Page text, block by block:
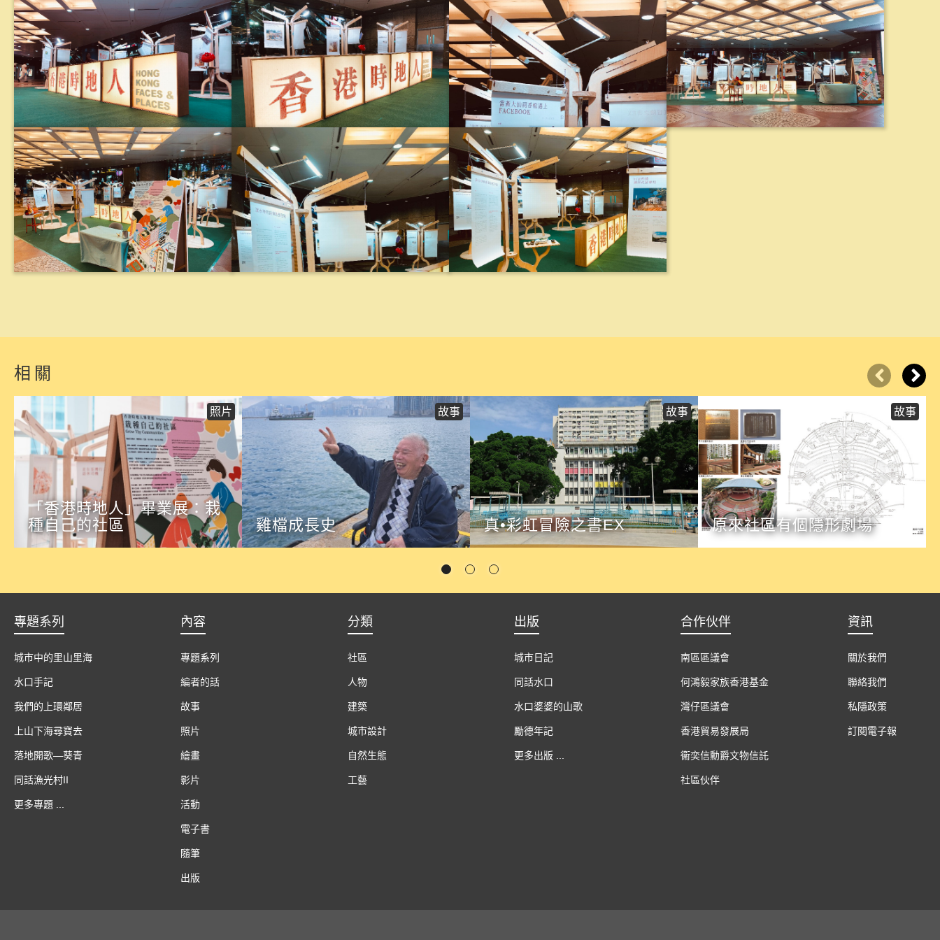
相關
「香港時地人」畢業展：栽
種自己的社區
照片
雞檔成長史
故事
真•彩虹冒險之書EX
故事
原來社區有個隱形劇場
故事
專題系列
城市中的里山里海
水口手記
我們的上環鄰居
上山下海尋寶去
落地開歌—葵青
同話漁光村II
更多專題 ...
內容
專題系列
編者的話
故事
照片
繪畫
影片
活動
電子書
隨筆
出版
分類
社區
人物
建築
城市設計
自然生態
工藝
出版
城市日記
同話水口
水口婆婆的山歌
勵德年記
更多出版 ...
合作伙伴
南區區議會
何鴻毅家族香港基金
灣仔區議會
香港貿易發展局
衞奕信勳爵文物信託
社區伙伴
資訊
關於我們
聯絡我們
私隱政策
訂閱電子報